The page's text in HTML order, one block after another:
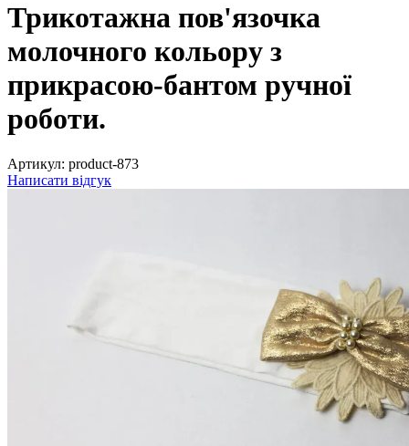
Трикотажна пов'язочка
молочного кольору з
прикрасою-бантом ручної
роботи.
Артикул: product-873
Написати відгук